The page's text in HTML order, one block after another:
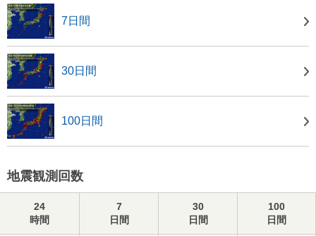
7日間
30日間
100日間
地震観測回数
24
時間
7
日間
30
日間
100
日間